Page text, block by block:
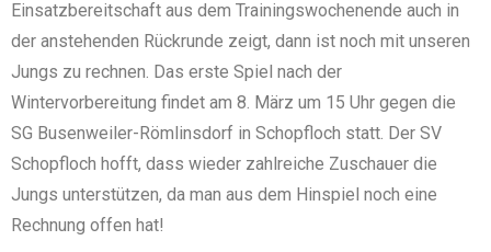
Einsatzbereitschaft aus dem Trainingswochenende auch in
der anstehenden Rückrunde zeigt, dann ist noch mit unseren
Jungs zu rechnen. Das erste Spiel nach der
Wintervorbereitung findet am 8. März um 15 Uhr gegen die
SG Busenweiler-Römlinsdorf in Schopfloch statt. Der SV
Schopfloch hofft, dass wieder zahlreiche Zuschauer die
Jungs unterstützen, da man aus dem Hinspiel noch eine
Rechnung offen hat!